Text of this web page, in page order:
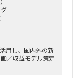
用し、国内外の新
／収益モデル策定